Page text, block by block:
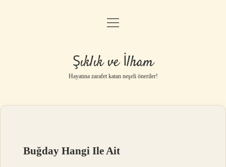
Anasayfa
Gizlilik Politikası
Yasal Uyarı
menüyü
Şıklık ve İlham
Hayatına zarafet katan neşeli öneriler!
Buğday Hangi Ile Ait